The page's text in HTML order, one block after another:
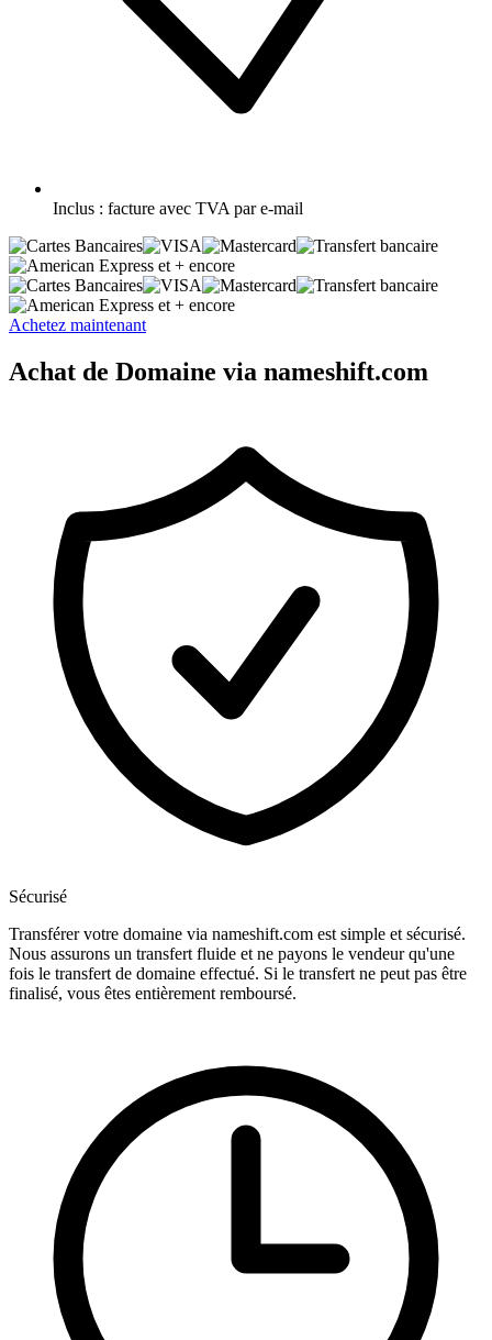
Inclus : facture avec TVA par e-mail
et + encore
et + encore
Achetez maintenant
Achat de Domaine via nameshift.com
Sécurisé
Transférer votre domaine via nameshift.com est simple et sécurisé.
Nous assurons un transfert fluide et ne payons le vendeur qu'une
fois le transfert de domaine effectué. Si le transfert ne peut pas être
finalisé, vous êtes entièrement remboursé.